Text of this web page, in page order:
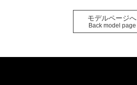
モデルページへ
Back model page